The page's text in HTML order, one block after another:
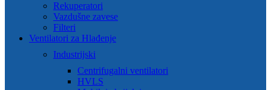
Rekuperatori
Vazdušne zavese
Filteri
Ventilatori za Hlađenje
Industrijski
Centrifugalni ventilatori
HVLS